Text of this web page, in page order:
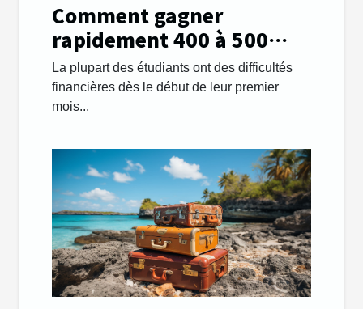
Comment gagner
rapidement 400 à 500
euros par mois afin de
payer ses études ?
La plupart des étudiants ont des difficultés
financières dès le début de leur premier
mois...